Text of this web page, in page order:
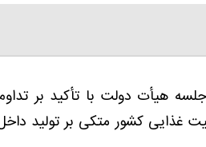
هیأت دولت با تأکید بر
حاضر بیش از ۸۵ درصد امنیت غذایی کشور